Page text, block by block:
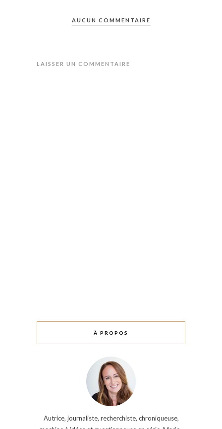
AUCUN COMMENTAIRE
LAISSER UN COMMENTAIRE
À PROPOS
Autrice, journaliste, recherchiste, chroniqueuse,